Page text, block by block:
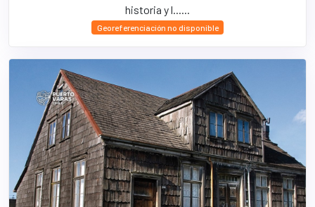
historia y l......
Georeferenciación no disponible